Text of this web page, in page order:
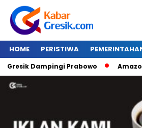
HOME PERISTIWA
Dampingi Prabowo Amazon